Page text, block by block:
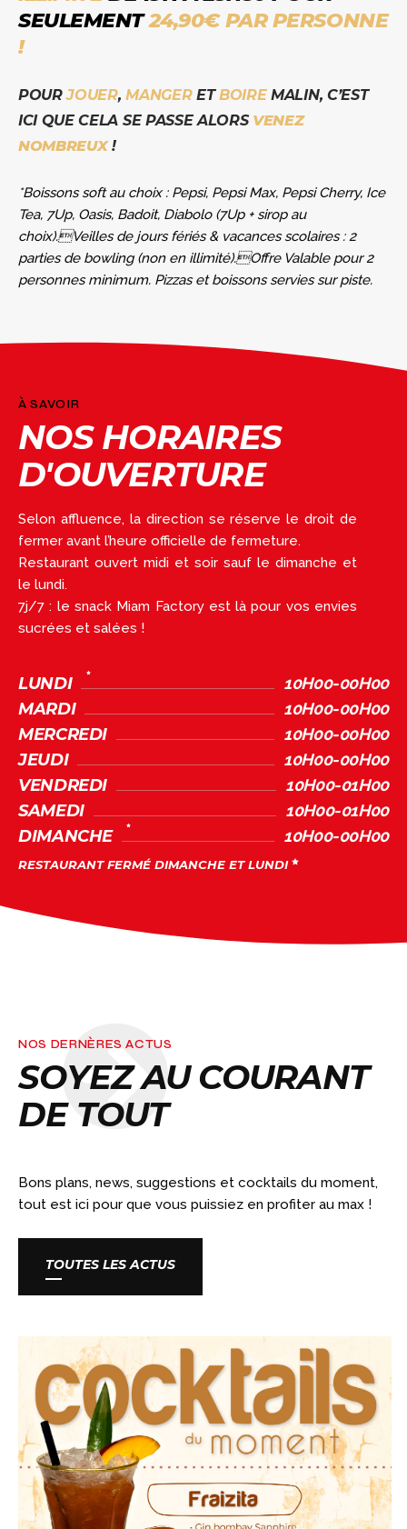
SEULEMENT24,90€ PAR PERSONNE
!
POURJOUER,MANGERETBOIREMALIN, C’EST
ICI QUE CELA SE PASSE ALORS VENEZ
NOMBREUX!
*Boissons soft au choix : Pepsi, Pepsi Max, Pepsi Cherry, Ice
Tea, 7Up, Oasis, Badoit, Diabolo (7Up + sirop au
choix).Veilles de jours fériés & vacances scolaires : 2
parties de bowling (non en illimité).Offre Valable pour 2
personnes minimum. Pizzas et boissons servies sur piste.
À SAVOIR
NOS HORAIRES
D'OUVERTURE
Selon affluence, la direction se réserve le droit de
fermer avant l’heure officielle de fermeture.
Restaurant ouvert midi et soir sauf le dimanche et
le lundi.
7j/7 : le snack Miam Factory est là pour vos envies
sucrées et salées !
LUNDI 10H00-00H00
MARDI 10H00-00H00
MERCREDI 10H00-00H00
JEUDI 10H00-00H00
VENDREDI 10H00-01H00
SAMEDI 10H00-01H00
DIMANCHE 10H00-00H00
RESTAURANT FERMÉ DIMANCHE ET LUNDI
NOS DERNÈRES ACTUS
SOYEZ AU COURANT
DE TOUT
Bons plans, news, suggestions et cocktails du moment,
tout est ici pour que vous puissiez en profiter au max !
TOUTES LES ACTUS